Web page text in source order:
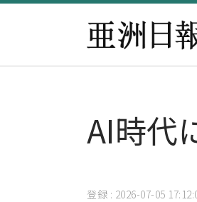
AI時代
登録 : 2026-07-05